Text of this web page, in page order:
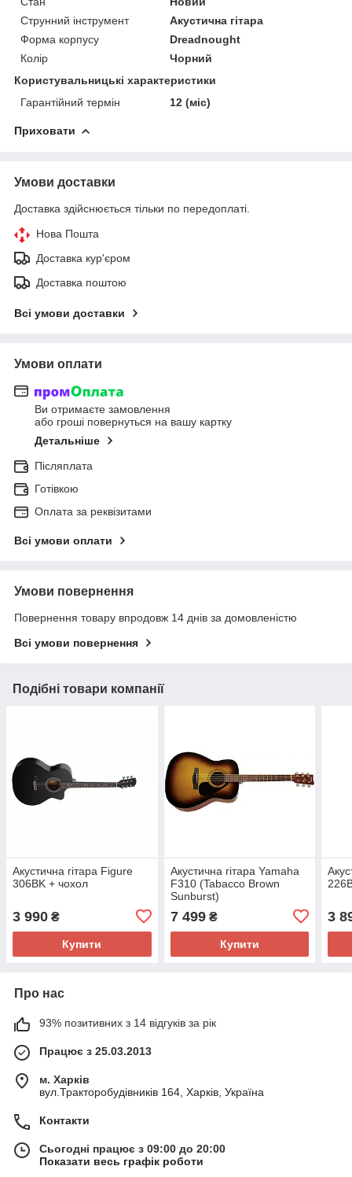
Струнний інструмент
Акустична гітара
Форма корпусу
Dreadnought
Колір
Чорний
Користувальницькі характеристики
Гарантійний термін
12 (міс)
Приховати
Умови доставки
Доставка здійснюється тільки по передоплаті.
Нова Пошта
Доставка кур'єром
Доставка поштою
Всі умови доставки
Умови оплати
Ви отримаєте замовлення
або гроші повернуться на вашу картку
Детальніше
Післяплата
Готівкою
Оплата за реквізитами
Всі умови оплати
Умови повернення
Повернення товару впродовж 14 днів за домовленістю
Всі умови повернення
Подібні товари компанії
Акустична гітара Figure
306BK + чохол
3 990 ₴
Купити
Акустична гітара Yamaha
F310 (Tabacco Brown
Sunburst)
7 499₴
Купити
3
Про нас
93% позитивних з 14 відгуків за рік
Працює з 25.03.2013
м. Харків
вул.Тракторобудівників 164, Харків, Україна
Контакти
Сьогодні працює з 09:00 до 20:00
Показати весь графік роботи